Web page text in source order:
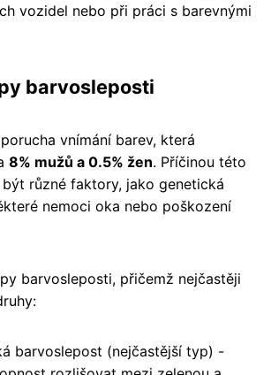
vozidel nebo při práci s barevnými
barvosleposti
vnímání barev, která
8% mužů a 0.5% žen. Příčinou této
různé faktory, jako genetická
nemoci oka nebo poškození
barvosleposti, přičemž nejčastěji
barvoslepost (nejčastější typ) -